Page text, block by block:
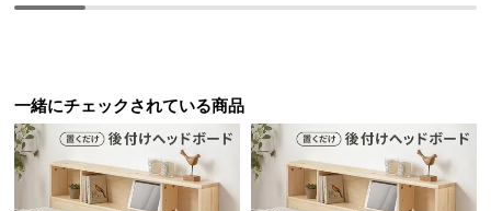
に
つ
て
一緒にチェックされている商品